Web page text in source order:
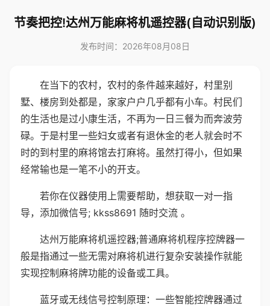
节奏把控!达州万能麻将机遥控器(自动识别版)
发布时间：2026年08月08日
在当下的农村，农村的条件越来越好，村里别
墅、楼房到处都是，家家户户几乎都有小车。村民们
的生活也是过小康生活，不再为一日三餐为而奔波劳
碌。于是村里一些妇女或者有退休金的老人就会时不
时的到村里的麻将馆去打麻将。虽然打得小，但如果
经常输也是一笔不小的开支。
若你在仪器使用上需要帮助，想获取一对一指
导，添加微信号; kkss8691 随时交流 。
达州万能麻将机遥控器;普通麻将机程序控牌器一
般是指通过一些无需对麻将机进行复杂安装操作就能
实现控制麻将牌功能的设备或工具。
蓝牙或无线信号控制原理：一些智能控牌器通过